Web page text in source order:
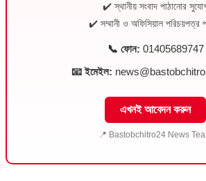
✔️ স্থানীয় সংবাদ পাঠানোর
✔️ সম্মানী ও অফিসিয়াল পরিচয়পত্র
📞 ফোন: 01405689747
📧 ইমেইল:
এখনই আবেদন করুন
📍 Bastobchitro24 News